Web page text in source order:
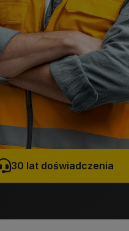
30 lat doświadczenia